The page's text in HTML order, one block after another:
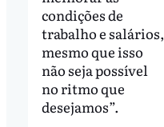
condições de
trabalho e salários,
mesmo que isso
não seja possível
no ritmo que
desejamos”.